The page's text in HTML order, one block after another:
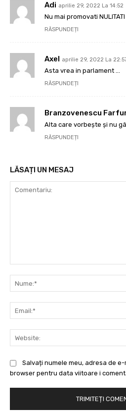
Adi aprilie 29, 2022 La 14:52
Nu mai promovati NULITATI
RĂSPUNDEȚI
Axel aprilie 29, 2022 La
Asta vrea in parlament …
RĂSPUNDEȚI
Branzovenescu
Alta care vorbește și nu
RĂSPUNDEȚI
LĂSAȚI UN MESAJ
Salvați numele meu, adresa de
browser pentru data viitoare i